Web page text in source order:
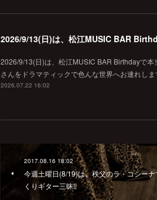
2026/9/13(日)は、松江MUSIC BAR
2026/9/13(日)は、松江MUSIC BAR Birthdayで
さんをドラマティックで色んな世界へお連れし
2026.07.22 16:02
2017.08.16 18:02
今週土曜日(8/19)は、秩父のラ・コシー
くりギター三昧!!